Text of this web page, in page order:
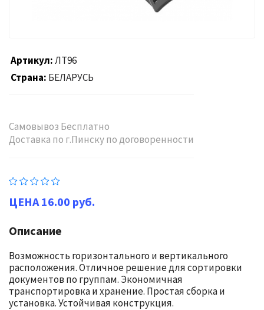
Артикул ЛТ96
Страна БЕЛАРУСЬ
Самовывоз Бесплатно
Доставка по г.Пинску по договоренности
16.00 руб.
Описание
Возможность горизонтального и вертикального
расположения. Отличное решение для сортировки
документов по группам. Экономичная
транспортировка и хранение. Простая сборка и
установка. Устойчивая конструкция.